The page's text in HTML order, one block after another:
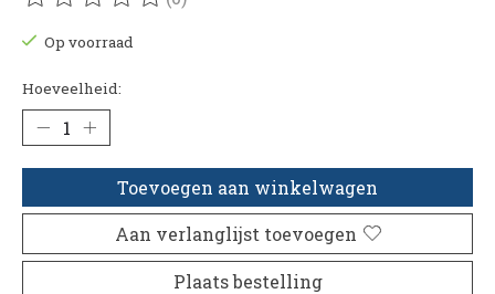
De beoordeling van dit product is
Op voorraad
Hoeveelheid:
Toevoegen aan winkelwagen
Aan verlanglijst toevoegen
Plaats bestelling